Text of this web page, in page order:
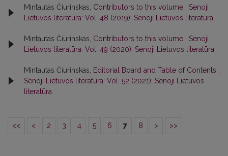
Mintautas Čiurinskas, Contributors to this volume
Senoji
Lietuvos literatūra: Vol. 48 (2019): Senoji Lietuvos literatūra
Mintautas Čiurinskas, Contributors to this volume
Senoji
Lietuvos literatūra: Vol. 49 (2020): Senoji Lietuvos literatūra
Mintautas Čiurinskas, Editorial Board and Table of Contents
Senoji Lietuvos literatūra: Vol. 52 (2021): Senoji Lietuvos
literatūra
<< < 2 3 4 5 6 7 8 > >>